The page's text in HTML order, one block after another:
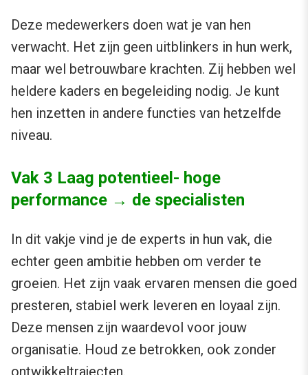
Deze medewerkers doen wat je van hen
verwacht. Het zijn geen uitblinkers in hun werk,
maar wel betrouwbare krachten. Zij hebben wel
heldere kaders en begeleiding nodig. Je kunt
hen inzetten in andere functies van hetzelfde
niveau.
Vak 3 Laag potentieel- hoge
performance → de specialisten
In dit vakje vind je de experts in hun vak, die
echter geen ambitie hebben om verder te
groeien. Het zijn vaak ervaren mensen die goed
presteren, stabiel werk leveren en loyaal zijn.
Deze mensen zijn waardevol voor jouw
organisatie. Houd ze betrokken, ook zonder
ontwikkeltrajecten.